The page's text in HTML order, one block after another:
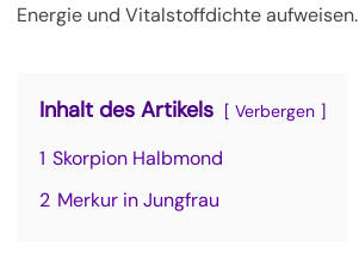
Energie und Vitalstoffdichte aufweisen.
Inhalt des Artikels Verbergen
1 Skorpion Halbmond
2 Merkur in Jungfrau